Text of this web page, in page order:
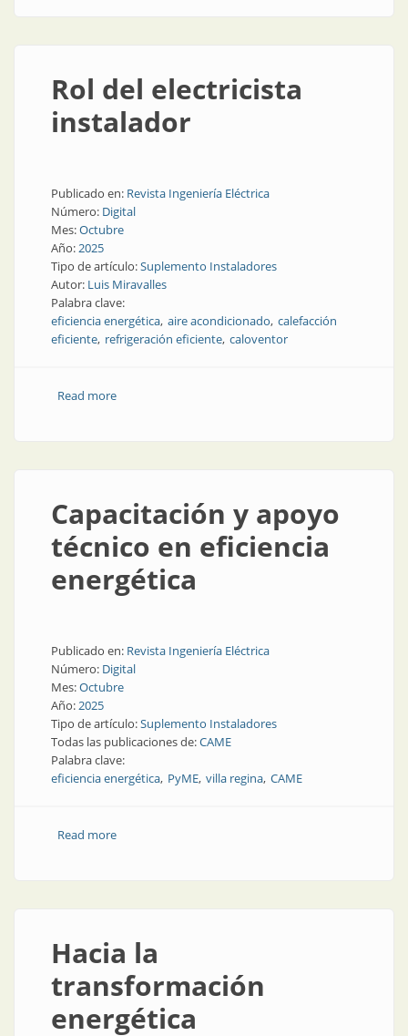
Rol del electricista
instalador
Publicado en: Revista Ingeniería Eléctrica
Número: Digital
Mes:Octubre
Año:2025
Tipo de artículo:Suplemento Instaladores
Autor: Luis Miravalles
Palabra clave:
eficiencia energética aire acondicionado calefacción
eficiente refrigeración eficiente caloventor
Read moreabout Rol del electricista instalador
Capacitación y apoyo
técnico en eficiencia
energética
Publicado en: Revista Ingeniería Eléctrica
Número: Digital
Mes:Octubre
Año:2025
Tipo de artículo:Suplemento Instaladores
Todas las publicaciones de:CAME
Palabra clave:
eficiencia energética PyME villa regina CAME
Read moreabout Capacitación y apoyo técnico en eficiencia
Hacia la
transformación
energética